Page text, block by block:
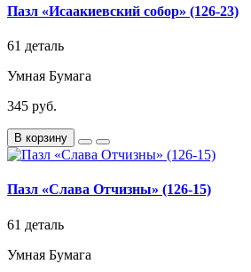
Пазл «Исаакиевский собор» (126-23)
61 деталь
Умная Бумага
345 руб.
В корзину
Пазл «Слава Отчизны» (126-15)
61 деталь
Умная Бумага